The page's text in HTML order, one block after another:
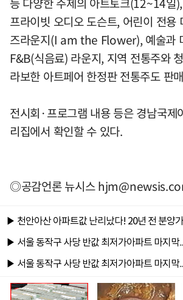
프라이빗 오디오 도슨트, 어린이 전용
즈라운지(I am the Flower), 예술과
F&B(식음료) 라운지, 지역 전통주와
라보한 아트페어 한정판 전통주도 판
전시회·프로그램 내용 등은 경남국제
리집에서 확인할 수 있다.
◎공감언론 뉴시스